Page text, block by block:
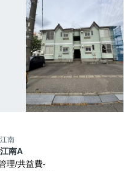
南
南A
理/共益費-